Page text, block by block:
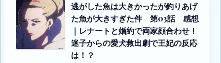
逃がした魚は大きかったが釣りあげ
た魚が大きすぎた件 第03話 感想
｜レナートと婚約で両家顔合わせ！
迷子からの愛犬救出劇で王妃の反応
は！？